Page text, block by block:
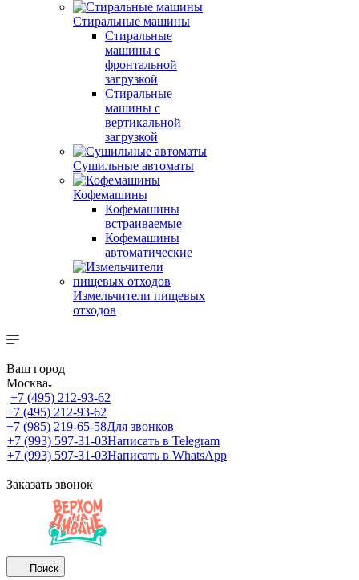
Стиральные машины
Стиральные
машины с
фронтальной
загрузкой
Стиральные
машины с
вертикальной
загрузкой
Сушильные автоматы
Кофемашины
Кофемашины
встраиваемые
Кофемашины
автоматические
Измельчители пищевых
отходов
Ваш город
Москва
+7 (495) 212-93-62
+7 (495) 212-93-62
+7 (985) 219-65-58Для звонков
+7 (993) 597-31-03Написать в Telegram
+7 (993) 597-31-03Написать в WhatsApp
Заказать звонок
Поиск